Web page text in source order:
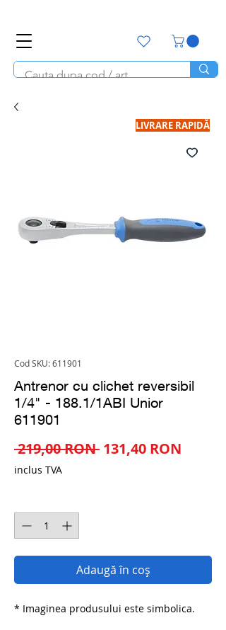
Cod SKU: 611901
Antrenor cu clichet reversibil
1/4" - 188.1/1ABI Unior
611901
219,00 RON Preț
131,40 RON
inclus TVA
Adaugă în coș
* Imaginea produsului este simbolica.
LIVRARE RAPIDĂ